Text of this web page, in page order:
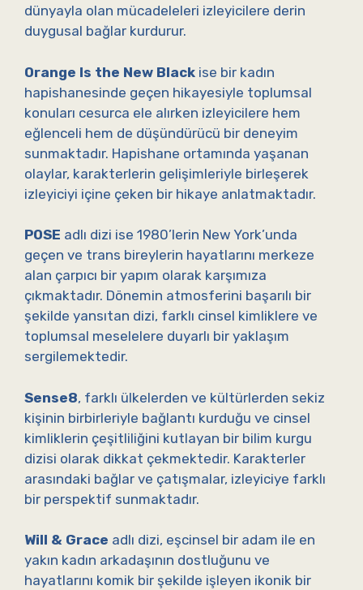
dünyayla olan mücadeleleri izleyicilere derin
duygusal bağlar kurdurur.
Orange Is the New Black ise bir kadın
hapishanesinde geçen hikayesiyle toplumsal
konuları cesurca ele alırken izleyicilere hem
eğlenceli hem de düşündürücü bir deneyim
sunmaktadır. Hapishane ortamında yaşanan
olaylar, karakterlerin gelişimleriyle birleşerek
izleyiciyi içine çeken bir hikaye anlatmaktadır.
POSE adlı dizi ise 1980’lerin New York’unda
geçen ve trans bireylerin hayatlarını merkeze
alan çarpıcı bir yapım olarak karşımıza
çıkmaktadır. Dönemin atmosferini başarılı bir
şekilde yansıtan dizi, farklı cinsel kimliklere ve
toplumsal meselelere duyarlı bir yaklaşım
sergilemektedir.
Sense8, farklı ülkelerden ve kültürlerden sekiz
kişinin birbirleriyle bağlantı kurduğu ve cinsel
kimliklerin çeşitliliğini kutlayan bir bilim kurgu
dizisi olarak dikkat çekmektedir. Karakterler
arasındaki bağlar ve çatışmalar, izleyiciye farklı
bir perspektif sunmaktadır.
Will & Grace adlı dizi, eşcinsel bir adam ile en
yakın kadın arkadaşının dostluğunu ve
hayatlarını komik bir şekilde işleyen ikonik bir